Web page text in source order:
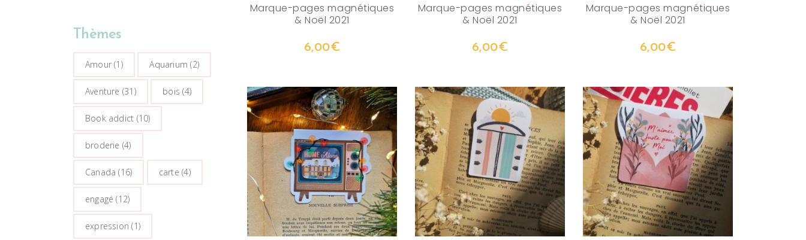
Marque-pages magnétiques
&Noël 2021
6,00€
Marque-pages magnétiques
&Noël 2021
6,00€
Marque-pages magnétiques
&Noël 2021
6,00€
AJOUTER AU PANIER AJOUTER AU PANIER AJOUTER AU PANIER
Thèmes
Amour (1) Aquarium (2)
Aventure (31) bois (4)
Book addict (10)
broderie (4)
Canada (16) carte (4)
engagé (12)
expression (1)